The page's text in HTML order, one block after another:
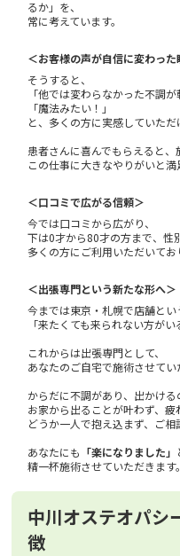
るか」を、
常に考えています。
＜お客様の声が自信に変わった
そうすると、
「他では変わらなかった不調が
「魔法みたい！」
と、多くの方に実感していただ
患者さんに喜んでもらえると、
この仕事に大きなやりがいと満
＜口コミで広がる信頼＞
今では口コミから広がり、
下は0才から80才の方まで、性
多くの方にご利用いただいてお
＜出張専門という新たな形へ＞
今までは東京・札幌で店舗とい
「来たくても来られない方が
これからは出張専門として、
あなたのご自宅で施術させてい
からだに不調があり、出かける
お家から出ることが叶わず、疲
どうか一人で抱え込まず、ご相
あなたにも 「楽になりました」
精一杯施術させていただきます。
中川オステオパシ
徴